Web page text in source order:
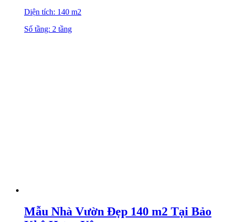
Diện tích: 140 m2
Số tầng: 2 tầng
Mẫu Nhà Vườn Đẹp 140 m2 Tại Bảo